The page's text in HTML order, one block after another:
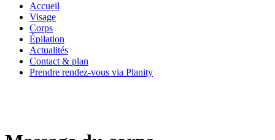
Accueil
Visage
Corps
Épilation
Actualités
Contact & plan
Prendre rendez-vous via Planity